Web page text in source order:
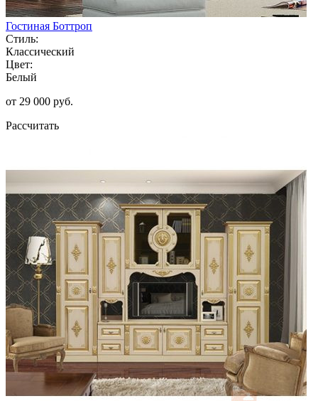
Гостиная Боттроп
Стиль:
Классический
Цвет:
Белый
от 29 000 руб.
Рассчитать